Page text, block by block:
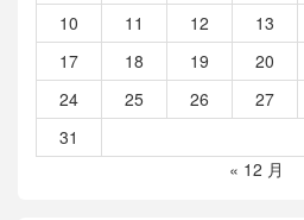
10
11 12 13
17
18 19 20
24
25 26 27
31
« 12 月